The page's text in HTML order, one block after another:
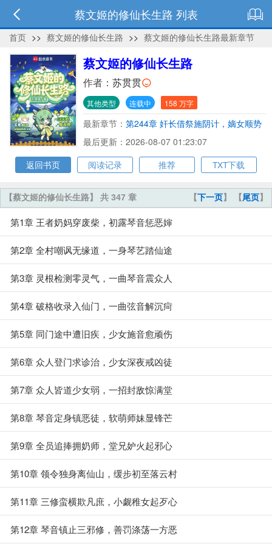
蔡文姬的修仙长生路 列表
首页 >> 蔡文姬的修仙长生路 >> 蔡文姬的修仙长生路最新章节
蔡文姬的修仙长生路
作者： 苏贯贯
其他类型 连载中 158 万字
最新章节： 第244章 奸长借祭施阴计，嫡女顺势
藏锋谋
最后更新：2026-08-07 01:23:07
返回书页
阅读记录 推荐 TXT下载
【下一页】 【尾页】
【蔡文姬的修仙长生路】 共 347 章
第1章 王者奶妈穿废柴，初露琴音惩恶婶
第2章 全村嘲讽无缘道，一身琴艺踏仙途
第3章 灵根检测零灵气，一曲琴音震众人
第4章 破格收录入仙门，一曲弦音解沉疴
第5章 同门途中遭旧疾，少女施音愈顽伤
第6章 众人登门求诊治，少女深夜戒凶徒
第7章 众人皆道少女弱，一招封敌惊满堂
第8章 琴音定身镇恶徒，软萌师妹显锋芒
第9章 全员追捧拥奶师，堂兄妒火起邪心
第10章 领令独身离仙山，缓步初至落云村
第11章 三修蛮横欺凡庶，小觑稚女起歹心
第12章 琴音镇止三邪修，善罚涤荡一方恶